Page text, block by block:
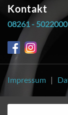
Kontakt
08261 -
Impressum |